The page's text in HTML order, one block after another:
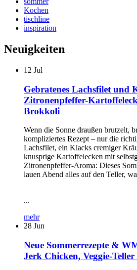
Kochen
tischline
inspiration
Neuigkeiten
12 Jul
Gebratenes Lachsfilet und
Zitronenpfeffer-
Brokkoli
Wenn die Sonne draußen brutzelt,
kompliziertes Rezept – nur die
Lachsfilet, ein Klacks cremiger
knusprige Kartoffelecken mit
Zitronenpfeffer-Aroma: Dieses
lauen Abend alles auf den Teller,
...
mehr
28 Jun
Neue Sommerrezepte &
Jerk Chicken, Veggie-